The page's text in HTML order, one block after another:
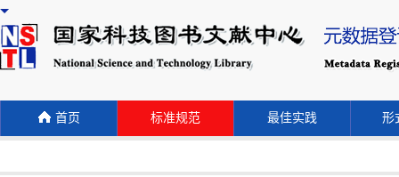
首页 标准规范 最佳实践 形